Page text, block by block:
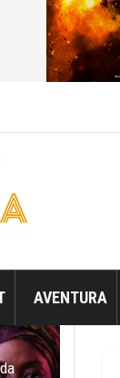
AVENTURA